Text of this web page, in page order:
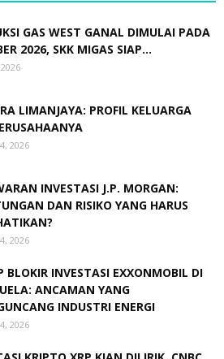
GAS WEST GANAL DIMULAI PADA
2026, SKK MIGAS SIAP...
LIMANJAYA: PROFIL KELUARGA
2026
INVESTASI J.P. MORGAN:
DAN RISIKO YANG HARUS
2026
BLOKIR INVESTASI EXXONMOBIL DI
ANCAMAN YANG
INDUSTRI ENERGI
2026